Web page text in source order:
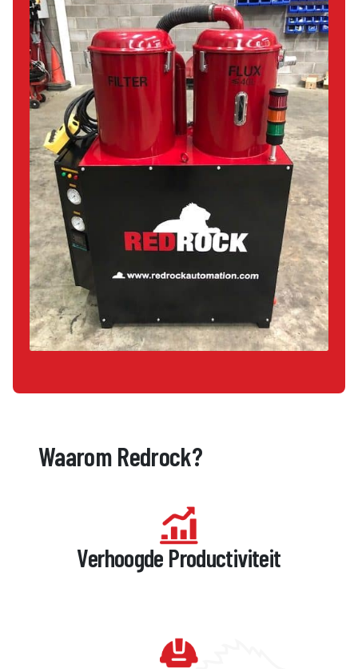
Waarom Redrock?
Verhoogde Productiviteit